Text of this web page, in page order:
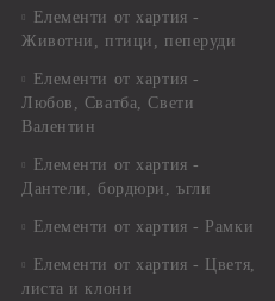
Елементи от хартия -
Животни, птици, пеперуди
Елементи от хартия -
Любов, Сватба, Свети
Валентин
Елементи от хартия -
Дантели, бордюри, ъгли
Елементи от хартия - Рамки
Елементи от хартия - Цветя,
листа и клони